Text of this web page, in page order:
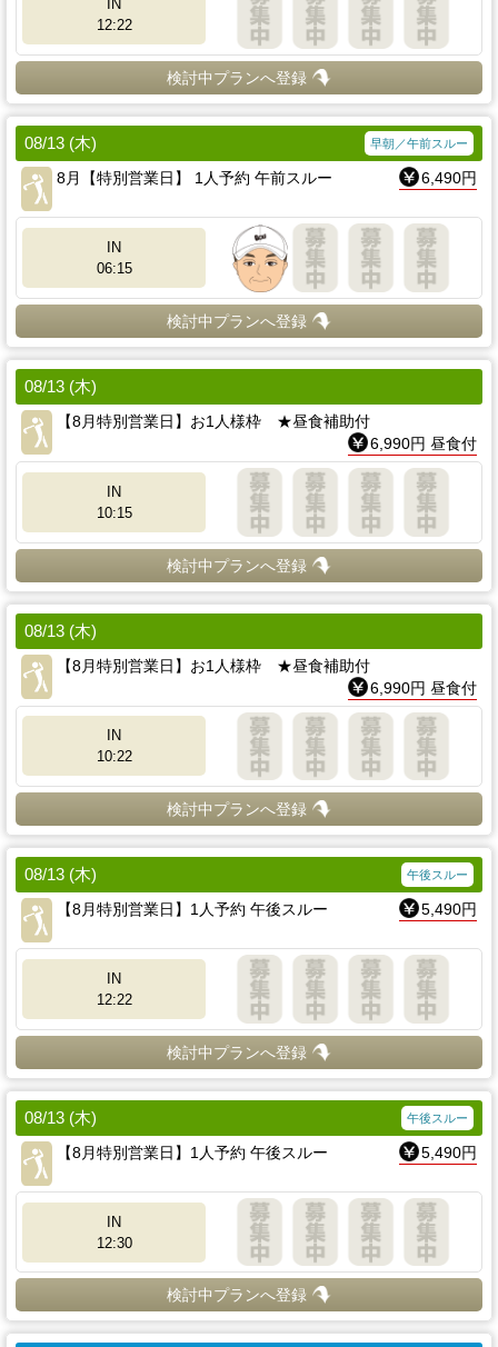
IN
12:22
検討中プランへ登録
08/13 (木) 早朝／午前スルー
8月【特別営業日】 1人予約 午前スルー 6,490円
IN
06:15
検討中プランへ登録
08/13 (木)
【8月特別営業日】お1人様枠 ★昼食補助付
6,990円 昼食付
IN
10:15
検討中プランへ登録
08/13 (木)
【8月特別営業日】お1人様枠 ★昼食補助付
6,990円 昼食付
IN
10:22
検討中プランへ登録
08/13 (木) 午後スルー
【8月特別営業日】1人予約 午後スルー 5,490円
IN
12:22
検討中プランへ登録
08/13 (木) 午後スルー
【8月特別営業日】1人予約 午後スルー 5,490円
IN
12:30
検討中プランへ登録